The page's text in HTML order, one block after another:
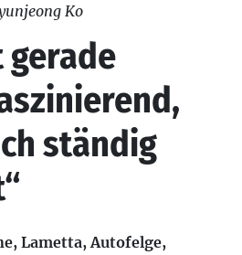
Ko
gerade
ständig
Lametta, Autofelge,